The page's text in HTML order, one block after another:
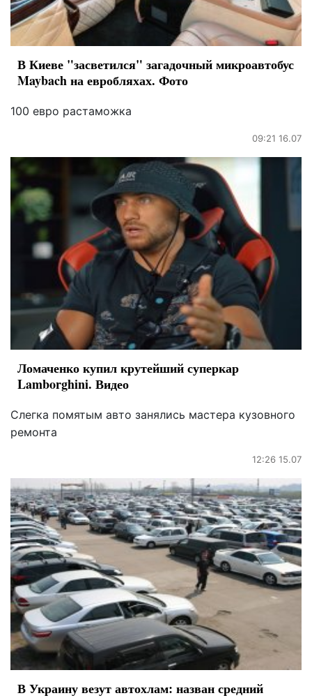
В Киеве "засветился" загадочный микроавтобус
Maybach на евробляхах. Фото
100 евро растаможка
09:21 16.07
Ломаченко купил крутейший суперкар
Lamborghini. Видео
Слегка помятым авто занялись мастера кузовного
ремонта
12:26 15.07
В Украину везут автохлам: назван средний